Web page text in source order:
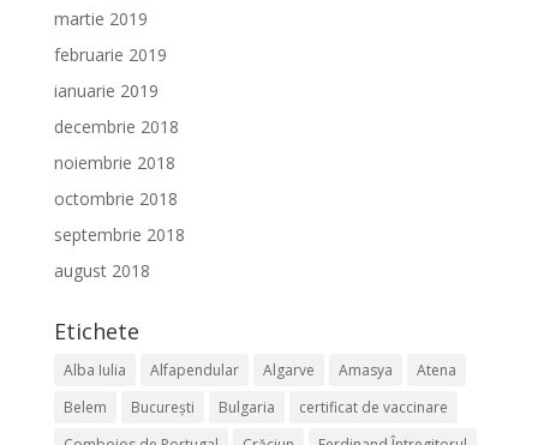
martie 2019
februarie 2019
ianuarie 2019
decembrie 2018
noiembrie 2018
octombrie 2018
septembrie 2018
august 2018
Etichete
Alba Iulia Alfapendular Algarve Amasya
Atena
Belem
București Bulgaria
certificat de vaccinare